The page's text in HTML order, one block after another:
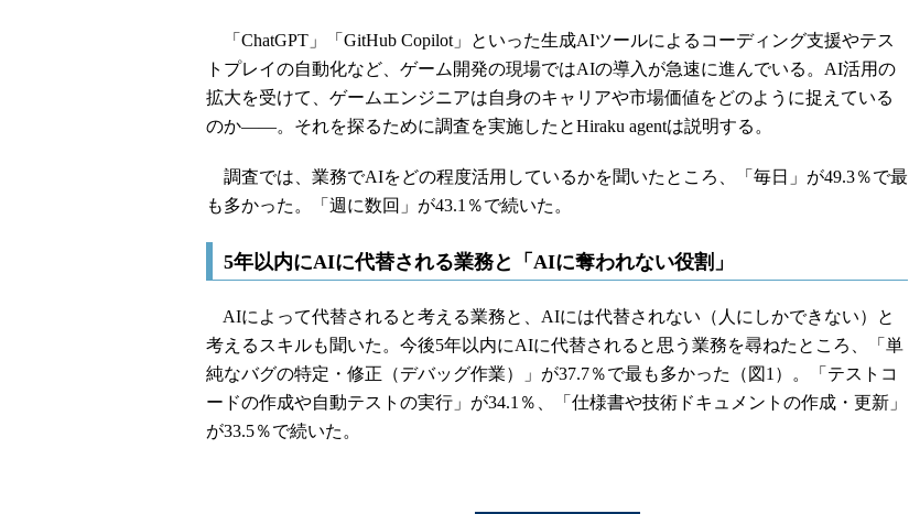
「ChatGPT」「GitHub Copilot」といった生成AIツールによるコーディング支援やテス
トプレイの自動化など、ゲーム開発の現場ではAIの導入が急速に進んでいる。AI活用の
拡大を受けて、ゲームエンジニアは自身のキャリアや市場価値をどのように捉えている
のか――。それを探るために調査を実施したとHiraku agentは説明する。
調査では、業務でAIをどの程度活用しているかを聞いたところ、「毎日」が49.3％で最
も多かった。「週に数回」が43.1％で続いた。
5年以内にAIに代替される業務と「AIに奪われない役割」
AIによって代替されると考える業務と、AIには代替されない（人にしかできない）と
考えるスキルも聞いた。今後5年以内にAIに代替されると思う業務を尋ねたところ、「単
純なバグの特定・修正（デバッグ作業）」が37.7％で最も多かった（図1）。「テストコ
ードの作成や自動テストの実行」が34.1％、「仕様書や技術ドキュメントの作成・更新」
が33.5％で続いた。